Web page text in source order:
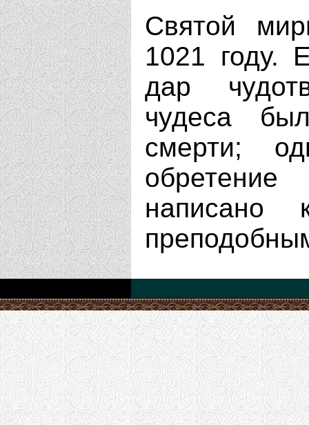
Святой
1021 году.
дар
чудеса
смерти;
написано